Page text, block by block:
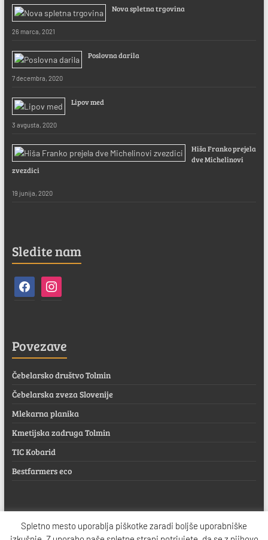
Nova spletna trgovina
26 marca, 2021
Poslovna darila
7 decembra, 2020
Lipov med
3 avgusta, 2020
Hiša Franko prejela
dve Michelinovi
zvezdici
19 junija, 2020
Sledite nam
facebookinstagram
Povezave
Čebelarsko društvo Tolmin
Čebelarska zveza Slovenije
Mlekarna planika
Kmetijska zadruga Tolmin
TIC Kobarid
Bestfarmers eco
Copyright © 2026 Čebelarstvo Braz. All rights reserved. Theme Spaciousby
Spletno mesto uporablja piškotke zaradi boljše uporabniške